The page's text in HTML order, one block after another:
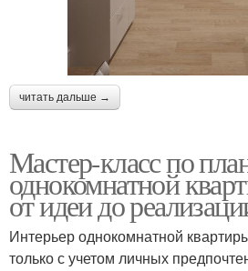
читать дальше →
Мастер-класс по
однокомнатной
от идеи до
Интерьер однокомнатной
только с учетом личных